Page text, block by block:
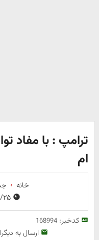
ترامپ : با مفاد
ام
خانه
کدخبر:168994
ارسال به